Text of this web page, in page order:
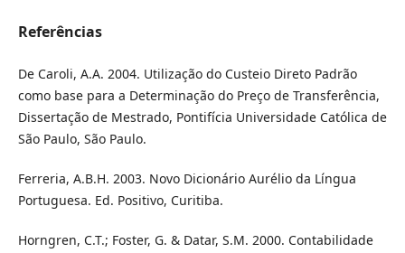
Referências
De Caroli, A.A. 2004. Utilização do Custeio Direto Padrão
como base para a Determinação do Preço de Transferência,
Dissertação de Mestrado, Pontifícia Universidade Católica de
São Paulo, São Paulo.
Ferreria, A.B.H. 2003. Novo Dicionário Aurélio da Língua
Portuguesa. Ed. Positivo, Curitiba.
Horngren, C.T.; Foster, G. & Datar, S.M. 2000. Contabilidade